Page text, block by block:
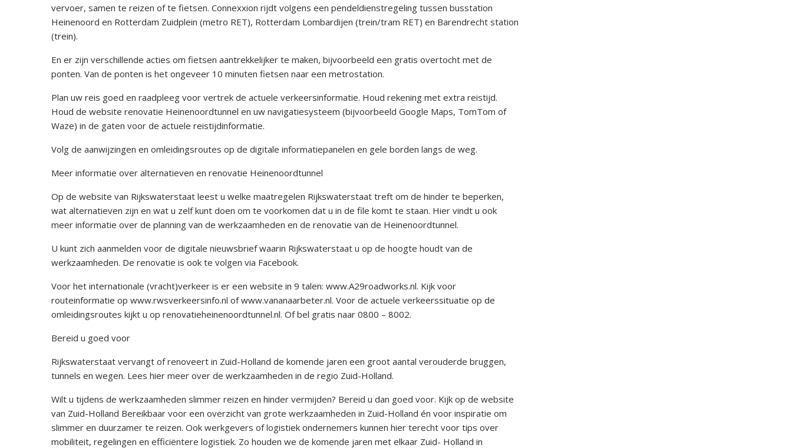
vervoer, samen te reizen of te fietsen. Connexxion rijdt volgens een pendeldienstregeling tussen busstation
Heinenoord en Rotterdam Zuidplein (metro RET), Rotterdam Lombardijen (trein/tram RET) en Barendrecht station
(trein).
En er zijn verschillende acties om fietsen aantrekkelijker te maken, bijvoorbeeld een gratis overtocht met de
ponten. Van de ponten is het ongeveer 10 minuten fietsen naar een metrostation.
Plan uw reis goed en raadpleeg voor vertrek de actuele verkeersinformatie. Houd rekening met extra reistijd.
Houd de website renovatie Heinenoordtunnel en uw navigatiesysteem (bijvoorbeeld Google Maps, TomTom of
Waze) in de gaten voor de actuele reistijdinformatie.
Volg de aanwijzingen en omleidingsroutes op de digitale informatiepanelen en gele borden langs de weg.
Meer informatie over alternatieven en renovatie Heinenoordtunnel
Op de website van Rijkswaterstaat leest u welke maatregelen Rijkswaterstaat treft om de hinder te beperken,
wat alternatieven zijn en wat u zelf kunt doen om te voorkomen dat u in de file komt te staan. Hier vindt u ook
meer informatie over de planning van de werkzaamheden en de renovatie van de Heinenoordtunnel.
U kunt zich aanmelden voor de digitale nieuwsbrief waarin Rijkswaterstaat u op de hoogte houdt van de
werkzaamheden. De renovatie is ook te volgen via Facebook.
Voor het internationale (vracht)verkeer is er een website in 9 talen: www.A29roadworks.nl. Kijk voor
routeinformatie op www.rwsverkeersinfo.nl of www.vananaarbeter.nl. Voor de actuele verkeerssituatie op de
omleidingsroutes kijkt u op renovatieheinenoordtunnel.nl. Of bel gratis naar 0800 – 8002.
Bereid u goed voor
Rijkswaterstaat vervangt of renoveert in Zuid-Holland de komende jaren een groot aantal verouderde bruggen,
tunnels en wegen. Lees hier meer over de werkzaamheden in de regio Zuid-Holland.
Wilt u tijdens de werkzaamheden slimmer reizen en hinder vermijden? Bereid u dan goed voor. Kijk op de website
van Zuid-Holland Bereikbaar voor een overzicht van grote werkzaamheden in Zuid-Holland én voor inspiratie om
slimmer en duurzamer te reizen. Ook werkgevers of logistiek ondernemers kunnen hier terecht voor tips over
mobiliteit, regelingen en efficiëntere logistiek. Zo houden we de komende jaren met elkaar Zuid- Holland in